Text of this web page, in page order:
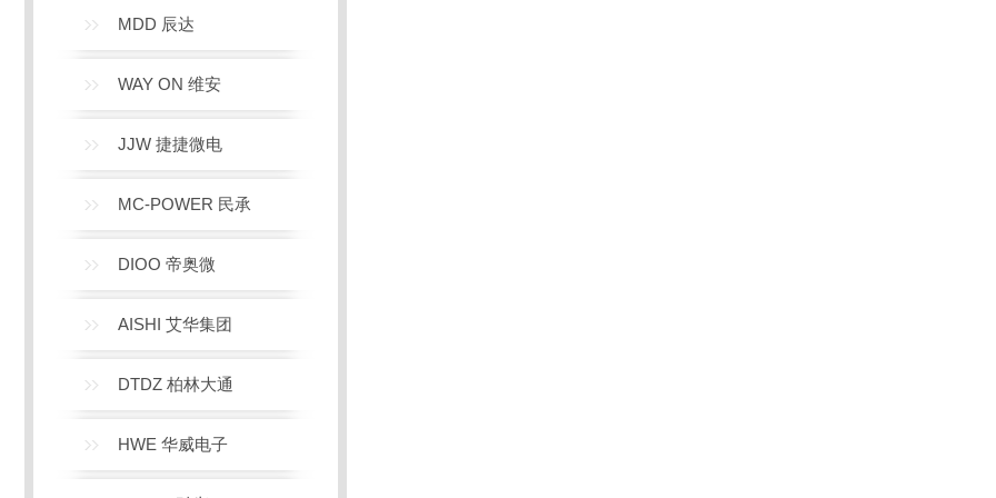
MDD 辰达
WAY ON 维安
JJW 捷捷微电
MC-POWER 民承
DIOO 帝奥微
AISHI 艾华集团
DTDZ 柏林大通
HWE 华威电子